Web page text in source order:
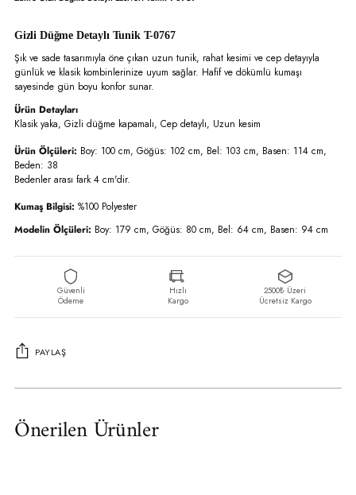
Gizli Düğme Detaylı Tunik T-0767
Şık ve sade tasarımıyla öne çıkan uzun tunik, rahat kesimi ve cep detayıyla
günlük ve klasik kombinlerinize uyum sağlar. Hafif ve dökümlü kumaşı
sayesinde gün boyu konfor sunar.
Ürün Detayları
Klasik yaka, Gizli düğme kapamalı, Cep detaylı, Uzun kesim
Ürün Ölçüleri: Boy: 100 cm, Göğüs: 102 cm, Bel: 103 cm, Basen: 114 cm,
Beden: 38
Bedenler arası fark 4 cm'dir.
Kumaş Bilgisi: %100 Polyester
Modelin Ölçüleri: Boy: 179 cm, Göğüs: 80 cm, Bel: 64 cm, Basen: 94 cm
Güvenli
Ödeme
Hızlı
Kargo
2500₺ Üzeri
Ücretsiz Kargo
PAYLAŞ
ekleniyor
Önerilen Ürünler